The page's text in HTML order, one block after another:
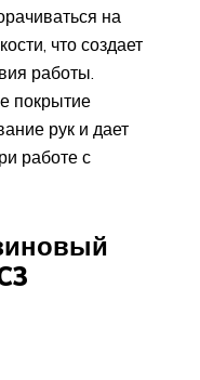
на
что создает
работы.
покрытие
рук и дает
работе с